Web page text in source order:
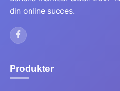
din online succes.
Produkter